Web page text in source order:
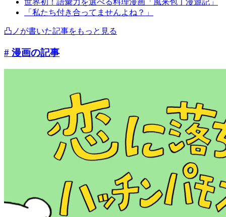
世界初！語彙力を選べる料理漫画「風来包丁漫遊記」
「私たち付き合ってませんよね？」
凸ノが書いた記事をもっと見る
# 漫画の記事